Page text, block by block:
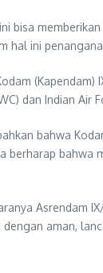
bisa
hal ini
dan Indian Air
bahwa
berharap bahwa
Asrendam
aman,